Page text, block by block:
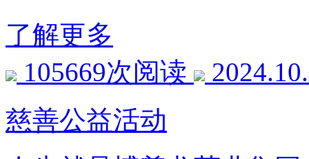
了解更多
105669次阅读
慈善公益活动